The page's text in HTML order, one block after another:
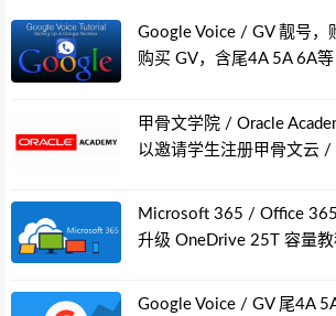
Google Voice / GV 靓号，
购买 GV，含尾4A 5A 6A等
甲骨文学院 / Oracle
以邀请学生注册甲骨文云 /
Microsoft 365 / Office
升级 OneDrive 25T 容量
Google Voice / GV 尾4A